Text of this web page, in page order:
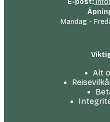
E-post:
Mandag -
Alt